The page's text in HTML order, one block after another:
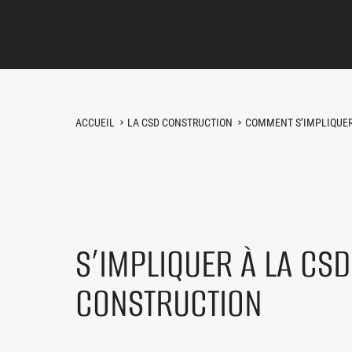
ACCUEIL LA CSD CONSTRUCTION COMMENT
S’IMPLIQUER À LA CSD
CONSTRUCTION